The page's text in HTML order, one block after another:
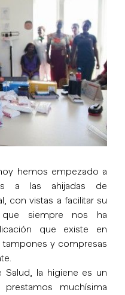
hemos empezado a
a las ahijadas de
con vistas a facilitar su
siempre nos ha
que existe en
y compresas
Salud, la higiene es un
muchísima